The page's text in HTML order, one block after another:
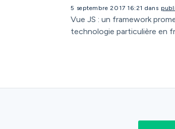
5 septembre 2017 16:21 dans
Vue JS : un framework
technologie particulière en